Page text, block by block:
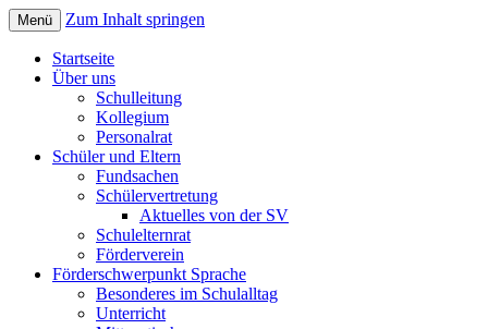
Elisabethschule Friesoythe
Förderschule Lernen, Sprache und
Geistige Entwicklung
Menü Zum Inhalt springen
Startseite
Über uns
Schulleitung
Kollegium
Personalrat
Schüler und Eltern
Fundsachen
Schülervertretung
Aktuelles von der SV
Schulelternrat
Förderverein
Förderschwerpunkt Sprache
Besonderes im Schulalltag
Unterricht